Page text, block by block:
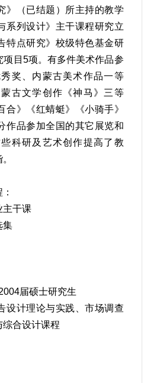
》（已结题）所主持的教学
系列设计》主干课程研究立
特点研究》校级特色基金研
目5项。有多件美术作品参
奖、内蒙古美术作品一等
古文学创作《神马》三等
》《红蜻蜓》《小骑手》
作品参加全国的其它展览和
科研及艺术创作提高了教
主干课
集
届硕士研究生
设计理论与实践、市场调查
合设计课程